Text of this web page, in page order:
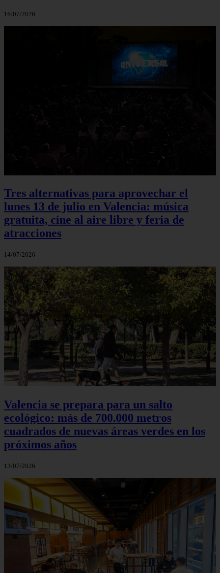
16/07/2026
Tres alternativas para aprovechar el
lunes 13 de julio en Valencia: música
gratuita, cine al aire libre y feria de
atracciones
14/07/2026
Valencia se prepara para un salto
ecológico: más de 700.000 metros
cuadrados de nuevas áreas verdes en los
próximos años
13/07/2026